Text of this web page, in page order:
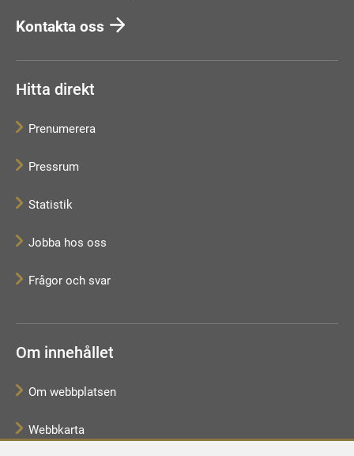
Kontakta oss
Hitta direkt
Prenumerera
Pressrum
Statistik
Jobba hos oss
Frågor och svar
Om innehållet
Om webbplatsen
Webbkarta